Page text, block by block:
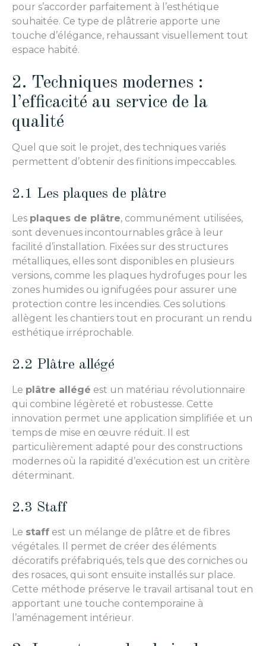
pour s’accorder parfaitement à l’esthétique
souhaitée. Ce type de plâtrerie apporte une
touche d’élégance, rehaussant visuellement tout
espace habité.
2. Techniques modernes :
l’efficacité au service de la
qualité
Quel que soit le projet, des techniques variés
permettent d’obtenir des finitions impeccables.
2.1 Les plaques de plâtre
Les plaques de plâtre, communément utilisées,
sont devenues incontournables grâce à leur
facilité d’installation. Fixées sur des structures
métalliques, elles sont disponibles en plusieurs
versions, comme les plaques hydrofuges pour les
zones humides ou ignifugées pour assurer une
protection contre les incendies. Ces solutions
allègent les chantiers tout en procurant un rendu
esthétique irréprochable.
2.2 Plâtre allégé
Le plâtre allégé est un matériau révolutionnaire
qui combine légèreté et robustesse. Cette
innovation permet une application simplifiée et un
temps de mise en œuvre réduit. Il est
particulièrement adapté pour des constructions
modernes où la rapidité d’exécution est un critère
déterminant.
2.3 Staff
Le staff est un mélange de plâtre et de fibres
végétales. Il permet de créer des éléments
décoratifs préfabriqués, tels que des corniches ou
des rosaces, qui sont ensuite installés sur place.
Cette méthode préserve le travail artisanal tout en
apportant une touche contemporaine à
l’aménagement intérieur.